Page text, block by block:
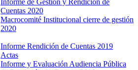
Informe de Gestión y Rendición de
Cuentas 2020
Macrocomité Institucional cierre de gestión
2020
Informe Rendición de Cuentas 2019
Actas
Informe y Evaluación Audiencia Pública